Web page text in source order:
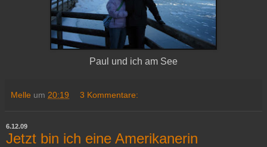
Paul und ich am See
Melle um 20:19 3 Kommentare:
6.12.09
Jetzt bin ich eine Amerikanerin